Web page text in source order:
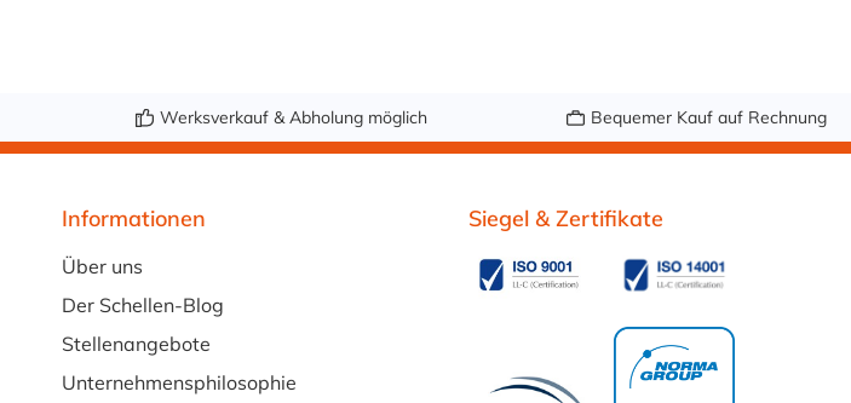
Werksverkauf & Abholung möglich Bequemer Kauf auf Rechnung
Informationen
Über uns
Der Schellen-Blog
Stellenangebote
Unternehmensphilosophie
Siegel & Zertifikate